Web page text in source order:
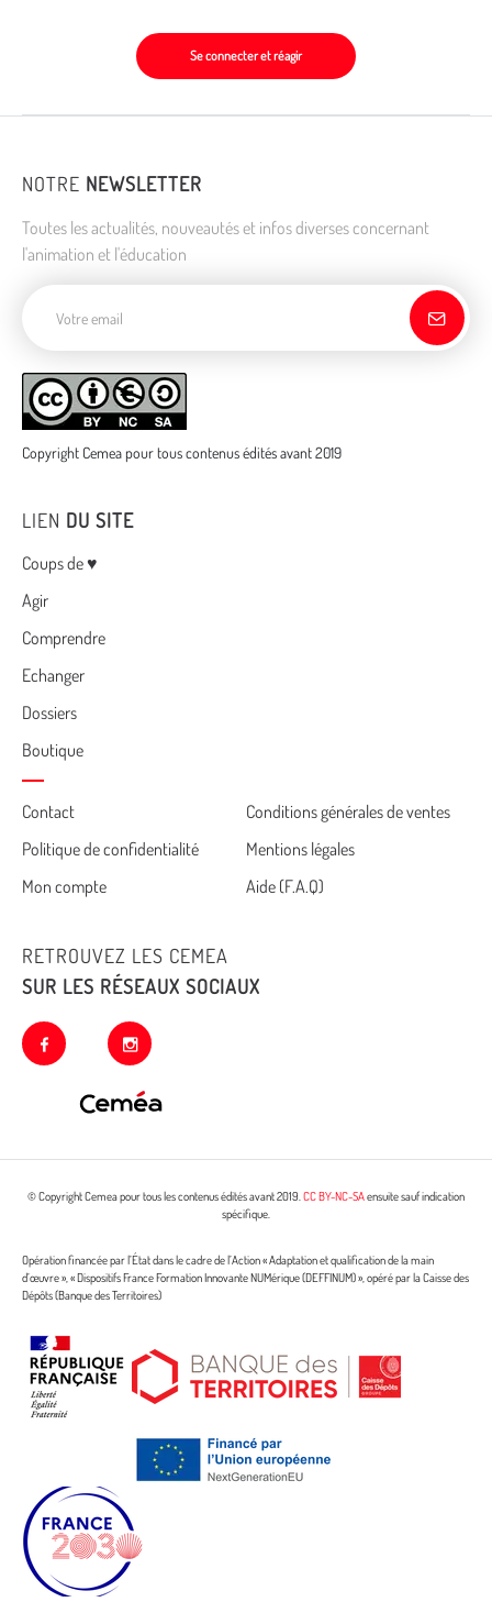
Se connecter et réagir
NOTRE NEWSLETTER
Toutes les actualités, nouveautés et infos diverses concernant
l'animation et l'éducation
Copyright Cemea pour tous contenus édités avant 2019
LIEN DU SITE
Menu
Coups de ♥
Agir
Comprendre
Echanger
Dossiers
Boutique
Cemea
footer
Contact
Conditions générales de ventes
Politique de confidentialité
Mentions légales
Mon compte
Aide (F.A.Q)
RETROUVEZ LES CEMEA
SUR LES RÉSEAUX SOCIAUX
facebook instagram
© Copyright Cemea pour tous les contenus édités avant 2019.CC BY-NC-SAensuite sauf indication
spécifique.
Opération financée par l’État dans le cadre de l’Action « Adaptation et qualification de la main
d’œuvre », « Dispositifs France Formation Innovante NUMérique (DEFFINUM) », opéré par la Caisse des
Dépôts (Banque des Territoires)